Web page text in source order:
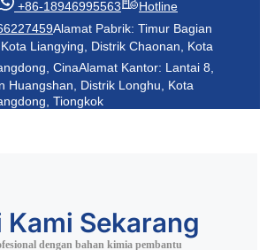
+86-18946995563
Hotline
Alamat Pabrik: Timur Bagian
Liangying, Distrik Chaonan, Kota
CinaAlamat Kantor: Lantai 8,
Huangshan, Distrik Longhu, Kota
Tiongkok
Kami Sekarang
dengan bahan kimia pembantu